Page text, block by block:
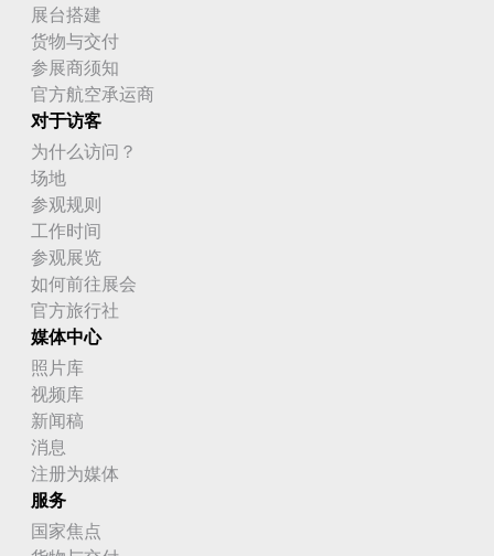
展台搭建
货物与交付
参展商须知
官方航空承运商
对于访客
为什么访问？
场地
参观规则
工作时间
参观展览
如何前往展会
官方旅行社
媒体中心
照片库
视频库
新闻稿
消息
注册为媒体
服务
国家焦点